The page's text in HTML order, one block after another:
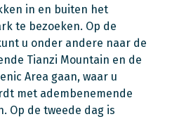
in en buiten het
te bezoeken. Op de
u onder andere naar de
Tianzi Mountain en de
Area gaan, waar u
met adembenemende
Op de tweede dag is